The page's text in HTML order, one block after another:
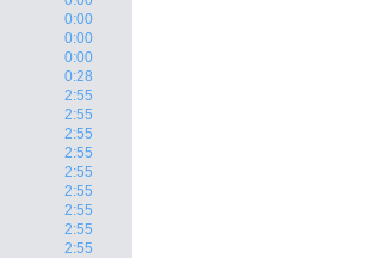
0:00
0:00
0:00
0:28
2:55
2:55
2:55
2:55
2:55
2:55
2:55
2:55
2:55